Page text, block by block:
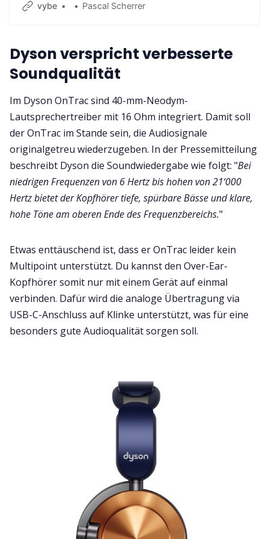
vybe Pascal Scherrer
Dyson verspricht verbesserte
Soundqualität
Im Dyson OnTrac sind 40-mm-Neodym-
Lautsprechertreiber mit 16 Ohm integriert. Damit soll
der OnTrac im Stande sein, die Audiosignale
originalgetreu wiederzugeben. In der Pressemitteilung
beschreibt Dyson die Soundwiedergabe wie folgt: "Bei
niedrigen Frequenzen von 6 Hertz bis hohen von 21‘000
Hertz bietet der Kopfhörer tiefe, spürbare Bässe und klare,
hohe Töne am oberen Ende des Frequenzbereichs."
Etwas enttäuschend ist, dass er OnTrac leider kein
Multipoint unterstützt. Du kannst den Over-Ear-
Kopfhörer somit nur mit einem Gerät auf einmal
verbinden. Dafür wird die analoge Übertragung via
USB-C-Anschluss auf Klinke unterstützt, was für eine
besonders gute Audioqualität sorgen soll.